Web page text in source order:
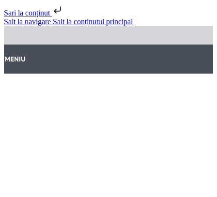
Sari la conținut
Salt la navigare Salt la conținutul principal
MENIU